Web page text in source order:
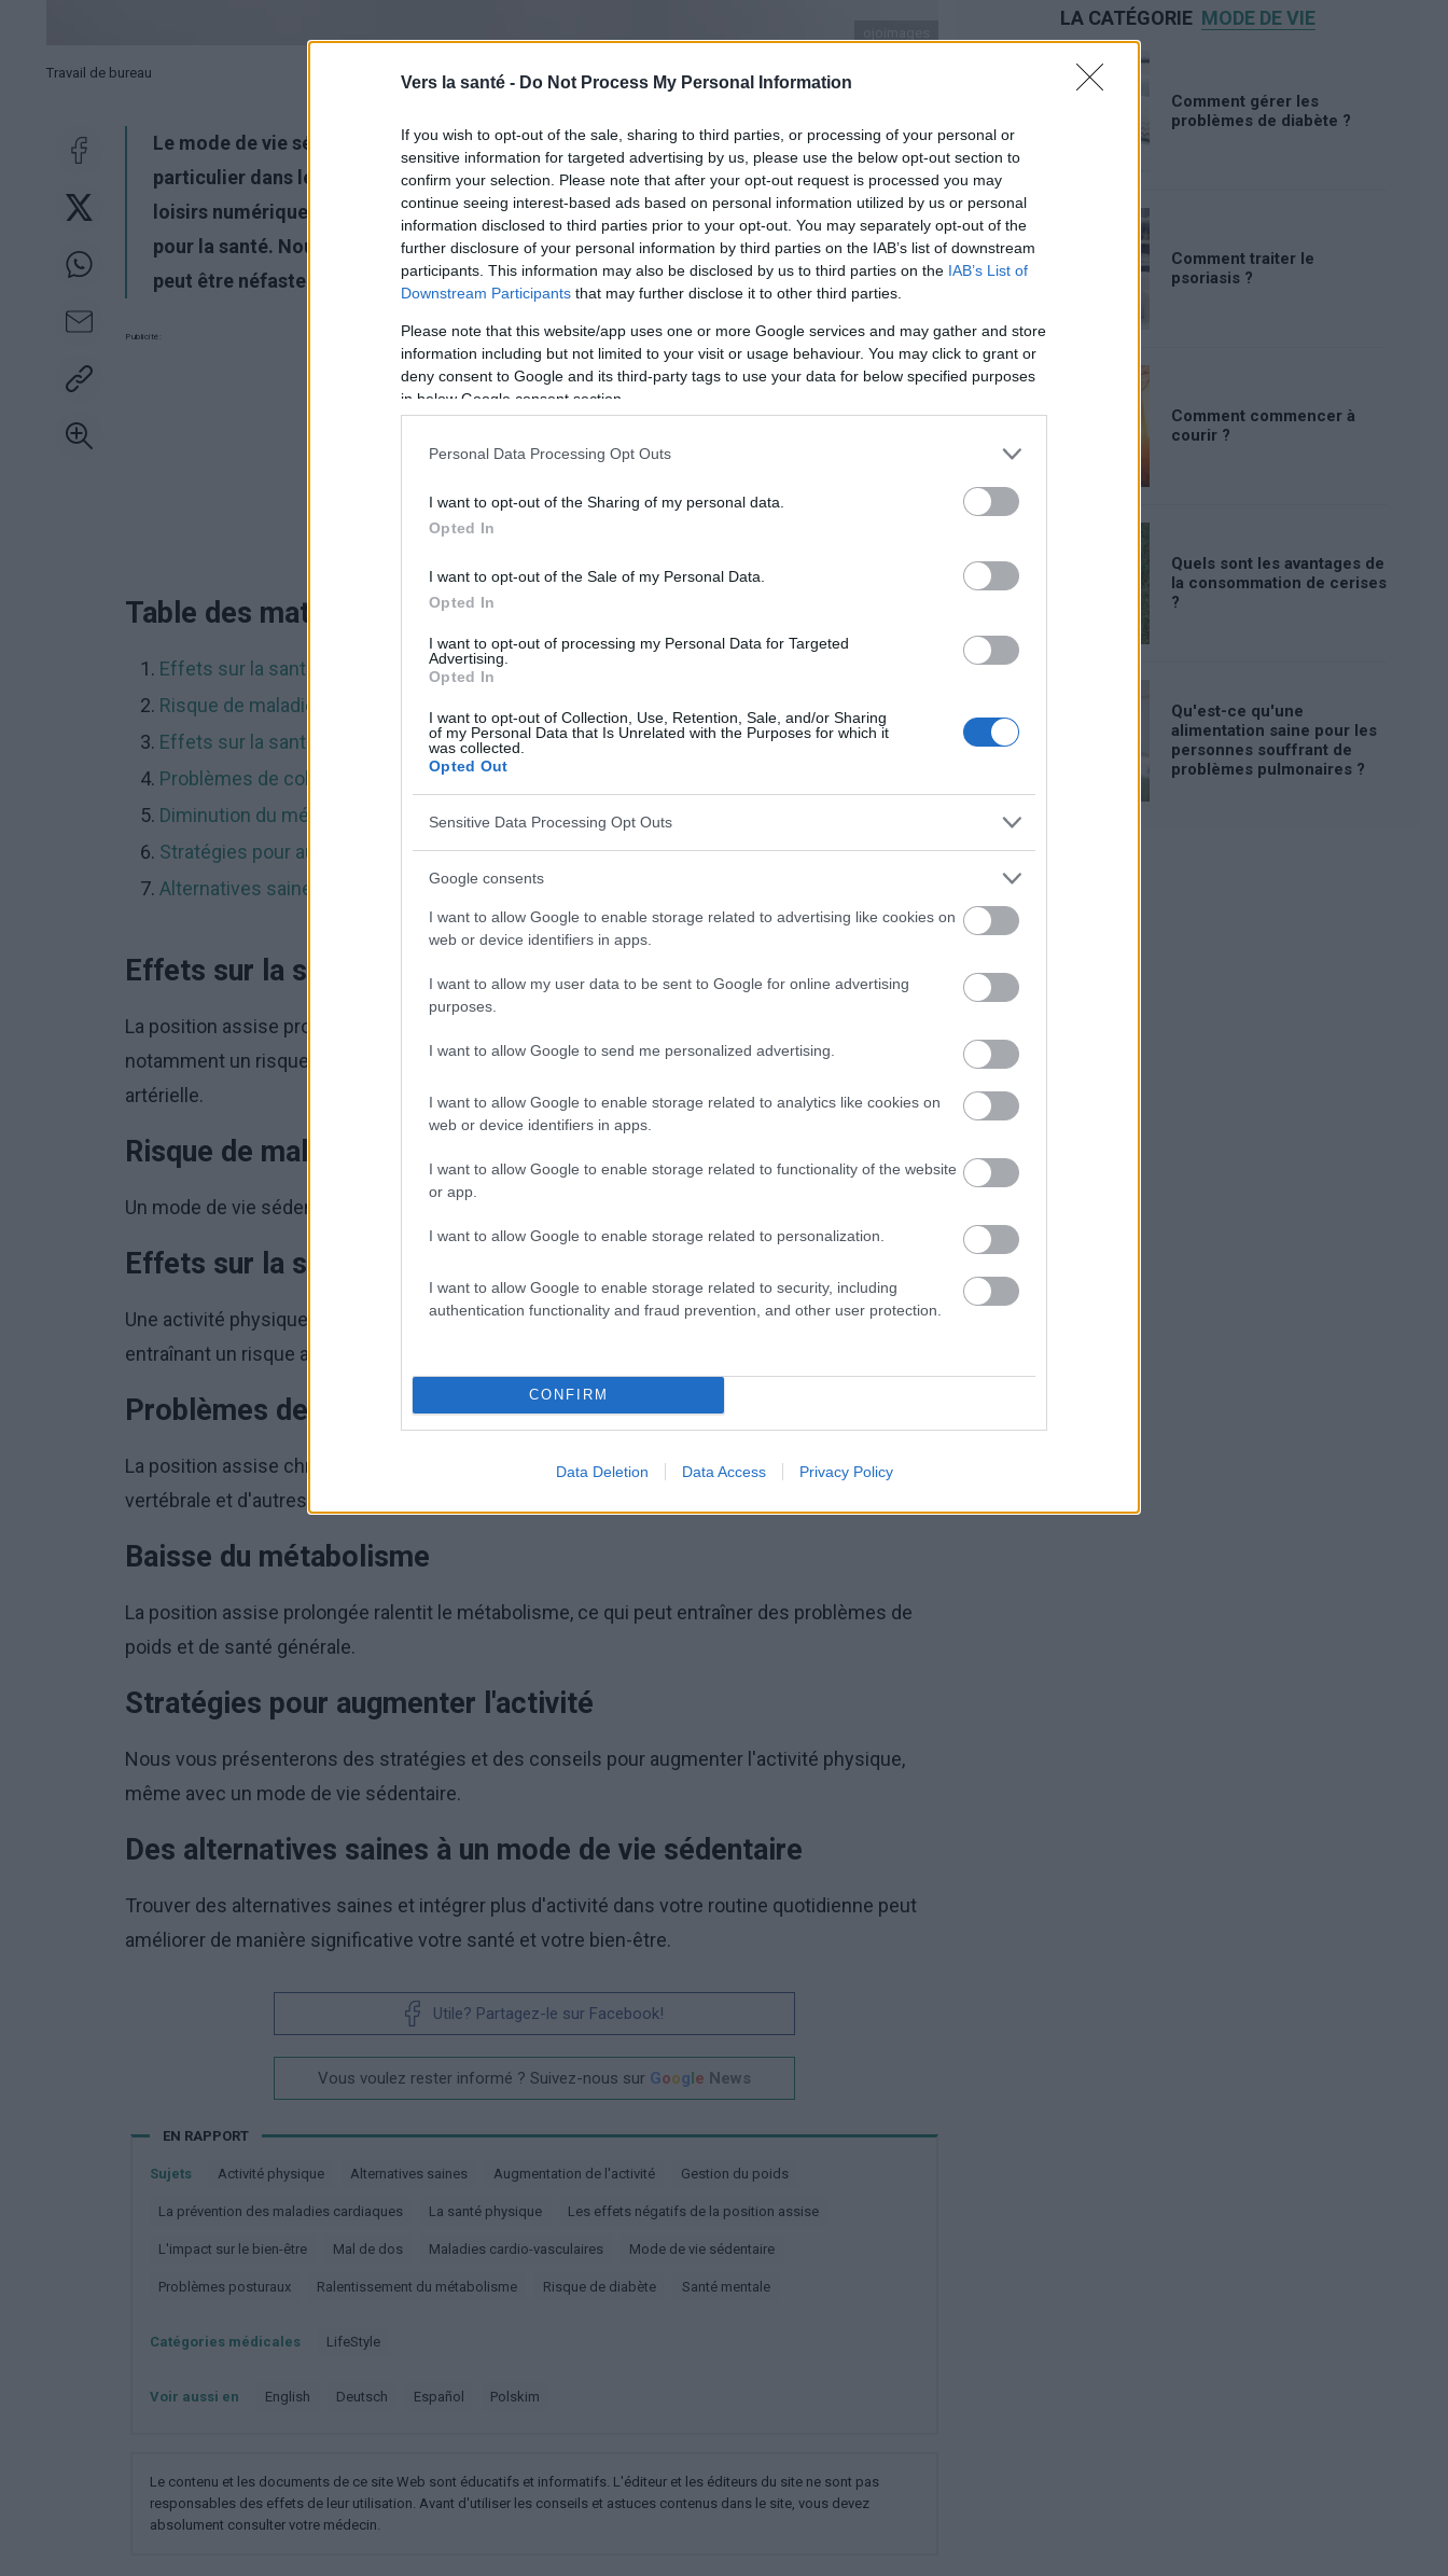
Vers la santé - Do Not Process My Personal Information
If you wish to opt-out of the sale, sharing to third parties, or processing of your personal or
sensitive information for targeted advertising by us, please use the below opt-out section to
confirm your selection. Please note that after your opt-out request is processed you may
continue seeing interest-based ads based on personal information utilized by us or personal
information disclosed to third parties prior to your opt-out. You may separately opt-out of the
further disclosure of your personal information by third parties on the IAB’s list of downstream
participants. This information may also be disclosed by us to third parties on the IAB’s List of
Downstream Participants that may further disclose it to other third parties.
Please note that this website/app uses one or more Google services and may gather and store
information including but not limited to your visit or usage behaviour. You may click to grant or
deny consent to Google and its third-party tags to use your data for below specified purposes
in below Google consent section.
Personal Data Processing Opt Outs
I want to opt-out of the Sharing of my personal data.
Opted In
I want to opt-out of the Sale of my Personal Data.
Opted In
I want to opt-out of processing my Personal Data for Targeted
Advertising.
Opted In
I want to opt-out of Collection, Use, Retention, Sale, and/or Sharing
of my Personal Data that Is Unrelated with the Purposes for which it
was collected.
Opted Out
Sensitive Data Processing Opt Outs
Google consents
I want to allow Google to enable storage related to advertising like cookies on
web or device identifiers in apps.
I want to allow my user data to be sent to Google for online advertising
purposes.
I want to allow Google to send me personalized advertising.
I want to allow Google to enable storage related to analytics like cookies on
web or device identifiers in apps.
I want to allow Google to enable storage related to functionality of the website
or app.
I want to allow Google to enable storage related to personalization.
I want to allow Google to enable storage related to security, including
authentication functionality and fraud prevention, and other user protection.
CONFIRM
Data Deletion Data Access Privacy Policy
Travail de bureau
Le mode de vie sédentaire est devenu la norme dans de nombreux environnements, en
particulier dans le monde du travail de bureau et dans la popularité croissante des
loisirs numériques. Ce mode de vie, bien que confortable, comporte de sérieux risques
pour la santé. Nous examinons ici les raisons pour lesquelles un mode de vie sédentaire
peut être néfaste et les mesures à prendre pour en minimiser les effets négatifs.
Publicité:
Table des matières
Effets sur la santé physique
Risque de maladies cardiovasculaires
Effets sur la santé mentale
Problèmes de colonne vertébrale et de posture
Diminution du métabolisme
Stratégies pour augmenter l'activité
Alternatives saines à un mode de vie sédentaire
Effets sur la santé physique
La position assise prolongée peut entraîner un certain nombre de problèmes de santé,
notamment un risque accru de diabète de type 2, d'obésité et d'augmentation de la tension
artérielle.
Risque de maladies cardiovasculaires
Un mode de vie sédentaire contribue à augmenter le risque de maladies cardiovasculaires.
Effets sur la santé mentale
Une activité physique insuffisante peut avoir des effets négatifs sur la santé mentale,
entraînant un risque accru de dépression et d'anxiété.
Problèmes de colonne vertébrale et de posture
La position assise chronique peut entraîner des douleurs dorsales, des problèmes de colonne
vertébrale et d'autres troubles posturaux.
Baisse du métabolisme
La position assise prolongée ralentit le métabolisme, ce qui peut entraîner des problèmes de
poids et de santé générale.
Stratégies pour augmenter l'activité
Nous vous présenterons des stratégies et des conseils pour augmenter l'activité physique,
même avec un mode de vie sédentaire.
Des alternatives saines à un mode de vie sédentaire
Trouver des alternatives saines et intégrer plus d'activité dans votre routine quotidienne peut
améliorer de manière significative votre santé et votre bien-être.
Utile? Partagez-le sur Facebook!
Vous voulez rester informé ? Suivez-nous sur Google News
EN RAPPORT
Sujets Activité physique Alternatives saines Augmentation de l'activité Gestion du poids
La prévention des maladies cardiaques La santé physique Les effets négatifs de la position assise
L'impact sur le bien-être Mal de dos Maladies cardio-vasculaires Mode de vie sédentaire
Problèmes posturaux Ralentissement du métabolisme Risque de diabète Santé mentale
Catégories médicales LifeStyle
Voir aussi en english deutsch español polskim
Le contenu et les documents de ce site Web sont éducatifs et informatifs. L'éditeur et les éditeurs du site ne sont pas
responsables des effets de leur utilisation. Avant d'utiliser les conseils et astuces contenus dans le site, vous devez
absolument consulter votre médecin.
LA CATÉGORIE MODE DE VIE
Comment gérer les
problèmes de diabète ?
Comment traiter le
psoriasis ?
Comment commencer à
courir ?
Quels sont les avantages de
la consommation de cerises
?
Qu'est-ce qu'une
alimentation saine pour les
personnes souffrant de
problèmes pulmonaires ?